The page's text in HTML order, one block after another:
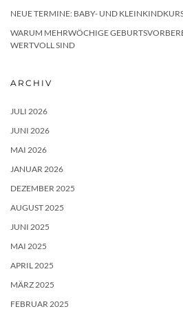
NEUE TERMINE: BABY- UND
WARUM MEHRWÖCHIGE
WERTVOLL SIND
ARCHIV
JULI 2026
JUNI 2026
MAI 2026
JANUAR 2026
DEZEMBER 2025
AUGUST 2025
JUNI 2025
MAI 2025
APRIL 2025
MÄRZ 2025
FEBRUAR 2025